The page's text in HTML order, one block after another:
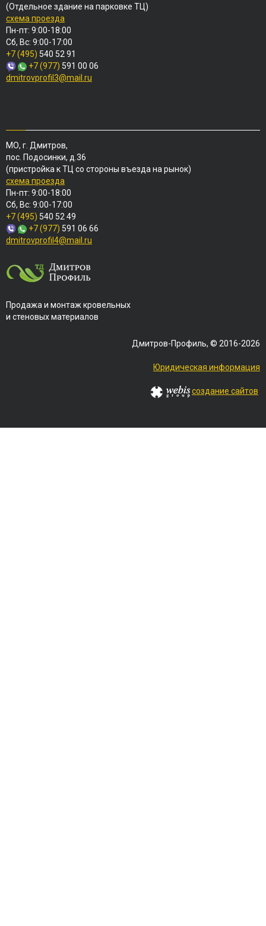
(Отдельное здание на парковке ТЦ)
схема проезда
Пн-пт: 9:00-18:00
Сб, Вс: 9:00-17:00
+7 (495) 540 52 91
+7 (977) 591 00 06
dmitrovprofil3@mail.ru
МО, г. Дмитров,
пос. Подосинки, д.36
(пристройка к ТЦ со стороны въезда на рынок)
схема проезда
Пн-пт: 9:00-18:00
Сб, Вс: 9:00-17:00
+7 (495) 540 52 49
+7 (977) 591 06 66
dmitrovprofil4@mail.ru
Продажа и монтаж кровельных
и стеновых материалов
Дмитров-Профиль, © 2016-2026
Юридическая информация
создание сайтов